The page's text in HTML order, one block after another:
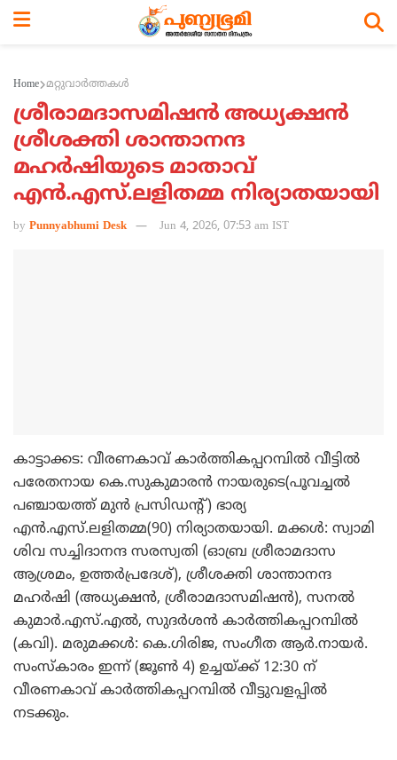
Home മറ്റുവാര്‍ത്തകള്‍
ശ്രീരാമദാസമിഷന്‍ അധ്യക്ഷന്‍
ശ്രീശക്തി ശാന്താനന്ദ
മഹര്‍ഷിയുടെ മാതാവ്
എന്‍.എസ്.ലളിതമ്മ നിര്യാതയായി
by Punnyabhumi Desk Jun 4, 2026, 07:53 am IST
കാട്ടാക്കട: വീരണകാവ് കാര്‍ത്തികപ്പറമ്പില്‍ വീട്ടില്‍
പരേതനായ കെ.സുകുമാരന്‍ നായരുടെ(പൂവച്ചല്‍
പഞ്ചായത്ത് മുന്‍ പ്രസിഡന്റ്) ഭാര്യ
എന്‍.എസ്.ലളിതമ്മ(90) നിര്യാതയായി. മക്കള്‍: സ്വാമി
ശിവ സച്ചിദാനന്ദ സരസ്വതി (ഓബ്ര ശ്രീരാമദാസ
ആശ്രമം, ഉത്തര്‍പ്രദേശ്), ശ്രീശക്തി ശാന്താനന്ദ
മഹര്‍ഷി (അധ്യക്ഷന്‍, ശ്രീരാമദാസമിഷന്‍), സനല്‍
കുമാര്‍.എസ്.എല്‍, സുദര്‍ശന്‍ കാര്‍ത്തികപ്പറമ്പില്‍
(കവി). മരുമക്കള്‍: കെ.ഗിരിജ, സംഗീത ആര്‍.നായര്‍.
സംസ്‌കാരം ഇന്ന് (ജൂണ്‍ 4) ഉച്ചയ്ക്ക് 12:30 ന്
വീരണകാവ് കാര്‍ത്തികപ്പറമ്പില്‍ വീട്ടുവളപ്പില്‍
നടക്കും.